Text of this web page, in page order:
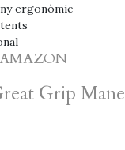
ergonòmic
Grip